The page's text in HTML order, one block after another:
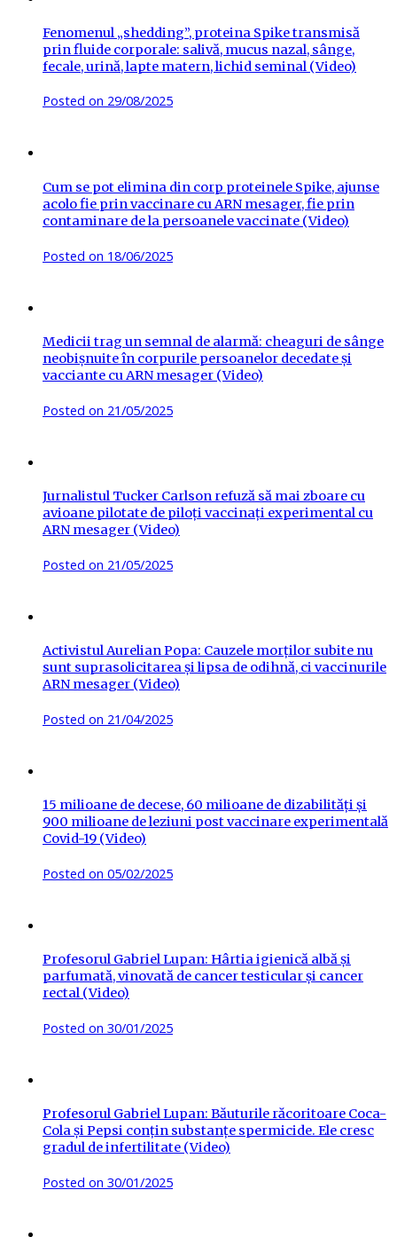
Fenomenul „shedding”, proteina Spike transmisă
prin fluide corporale: salivă, mucus nazal, sânge,
fecale, urină, lapte matern, lichid seminal (Video)
Posted on 29/08/2025
Cum se pot elimina din corp proteinele Spike, ajunse
acolo fie prin vaccinare cu ARN mesager, fie prin
contaminare de la persoanele vaccinate (Video)
Posted on 18/06/2025
Medicii trag un semnal de alarmă: cheaguri de sânge
neobișnuite în corpurile persoanelor decedate și
vacciante cu ARN mesager (Video)
Posted on 21/05/2025
Jurnalistul Tucker Carlson refuză să mai zboare cu
avioane pilotate de piloți vaccinați experimental cu
ARN mesager (Video)
Posted on 21/05/2025
Activistul Aurelian Popa: Cauzele morților subite nu
sunt suprasolicitarea și lipsa de odihnă, ci vaccinurile
ARN mesager (Video)
Posted on 21/04/2025
15 milioane de decese, 60 milioane de dizabilități și
900 milioane de leziuni post vaccinare experimentală
Covid-19 (Video)
Posted on 05/02/2025
Profesorul Gabriel Lupan: Hârtia igienică albă și
parfumată, vinovată de cancer testicular și cancer
rectal (Video)
Posted on 30/01/2025
Profesorul Gabriel Lupan: Băuturile răcoritoare Coca-
Cola și Pepsi conțin substanțe spermicide. Ele cresc
gradul de infertilitate (Video)
Posted on 30/01/2025